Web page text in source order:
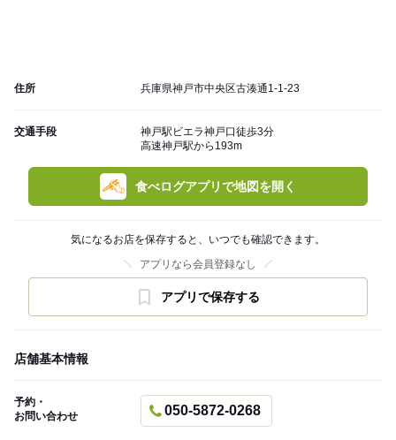
住所 兵庫県神戸市中央区古湊通1-1-23
交通手段
神戸駅ビエラ神戸口徒歩3分
高速神戸駅から193m
食べログアプリで地図を開く
気になるお店を保存すると、いつでも確認できます。
アプリなら会員登録なし
アプリで保存する
店舗基本情報
予約・
お問い合わせ
050-5872-0268